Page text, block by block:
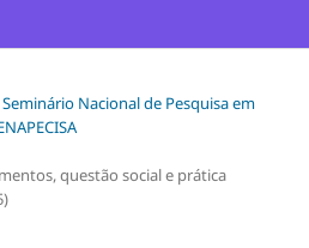
Nacional de Pesquisa em
questão social e prática